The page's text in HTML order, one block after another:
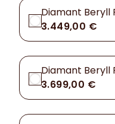
Diamant Beryll
3.449,00 €
Diamant Beryll
3.699,00 €